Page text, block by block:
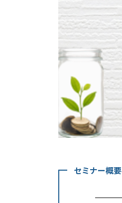
セミナー概要